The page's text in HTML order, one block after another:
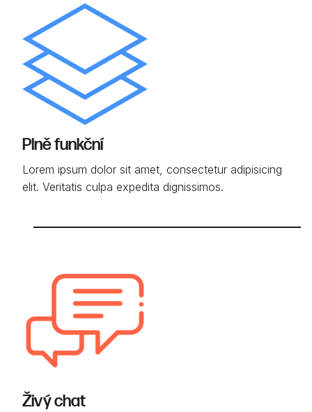
Plně funkční
Lorem ipsum dolor sit amet, consectetur adipisicing
elit. Veritatis culpa expedita dignissimos.
Živý chat